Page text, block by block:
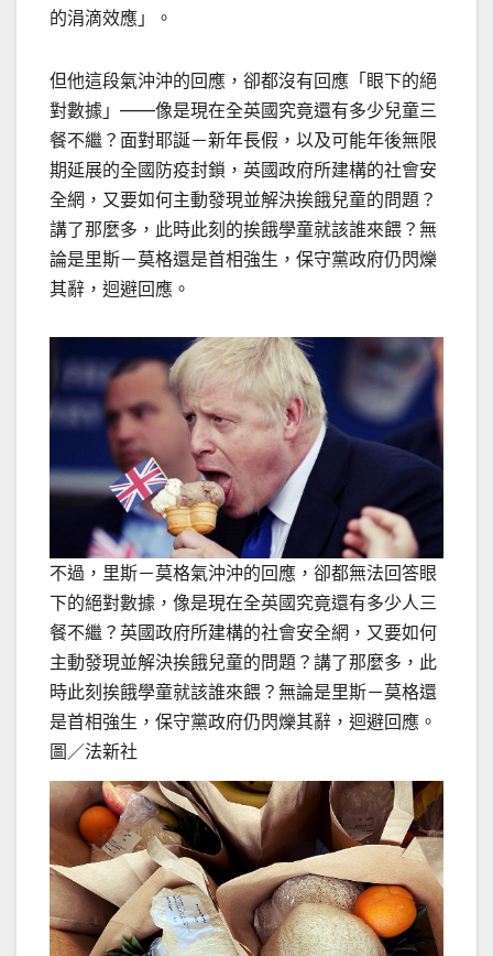
的涓滴效應」。
但他這段氣沖沖的回應，卻都沒有回應「眼下的絕
對數據」——像是現在全英國究竟還有多少兒童三
餐不繼？面對耶誕－新年長假，以及可能年後無限
期延展的全國防疫封鎖，英國政府所建構的社會安
全網，又要如何主動發現並解決挨餓兒童的問題？
講了那麼多，此時此刻的挨餓學童就該誰來餵？無
論是里斯－莫格還是首相強生，保守黨政府仍閃爍
其辭，迴避回應。
不過，里斯－莫格氣沖沖的回應，卻都無法回答眼
下的絕對數據，像是現在全英國究竟還有多少人三
餐不繼？英國政府所建構的社會安全網，又要如何
主動發現並解決挨餓兒童的問題？講了那麼多，此
時此刻挨餓學童就該誰來餵？無論是里斯－莫格還
是首相強生，保守黨政府仍閃爍其辭，迴避回應。
圖／法新社